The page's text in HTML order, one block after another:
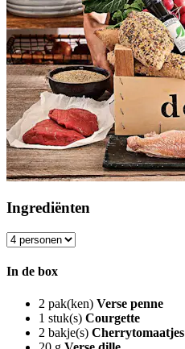
Ingrediënten
In de box
2 pak(ken) Verse penne
1 stuk(s) Courgette
2 bakje(s) Cherrytomaatjes